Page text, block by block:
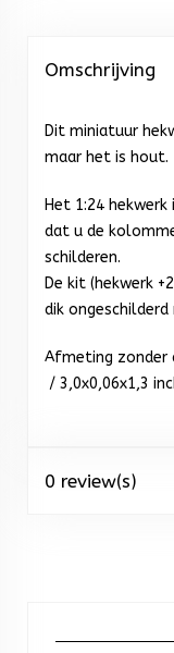
Omschrijving
Dit miniatuur
maar het is hout.
Het 1:24
dat u de
schilderen.
De kit (hekwerk
dik ongeschilderd
Afmeting zonder
/ 3,0x0,06x1,3
0 review(s)